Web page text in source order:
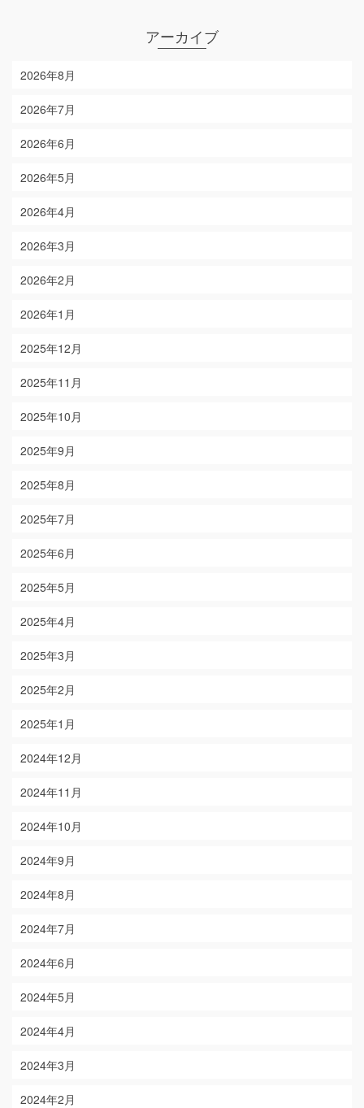
アーカイブ
2026年8月
2026年7月
2026年6月
2026年5月
2026年4月
2026年3月
2026年2月
2026年1月
2025年12月
2025年11月
2025年10月
2025年9月
2025年8月
2025年7月
2025年6月
2025年5月
2025年4月
2025年3月
2025年2月
2025年1月
2024年12月
2024年11月
2024年10月
2024年9月
2024年8月
2024年7月
2024年6月
2024年5月
2024年4月
2024年3月
2024年2月